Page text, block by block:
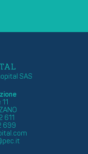
SAS
611
699